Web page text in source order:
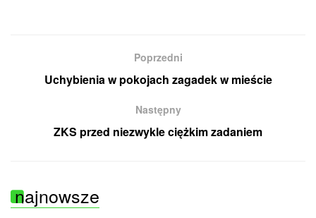
Poprzedni
Uchybienia w pokojach zagadek w mieście
Następny
ZKS przed niezwykle ciężkim zadaniem
najnowsze